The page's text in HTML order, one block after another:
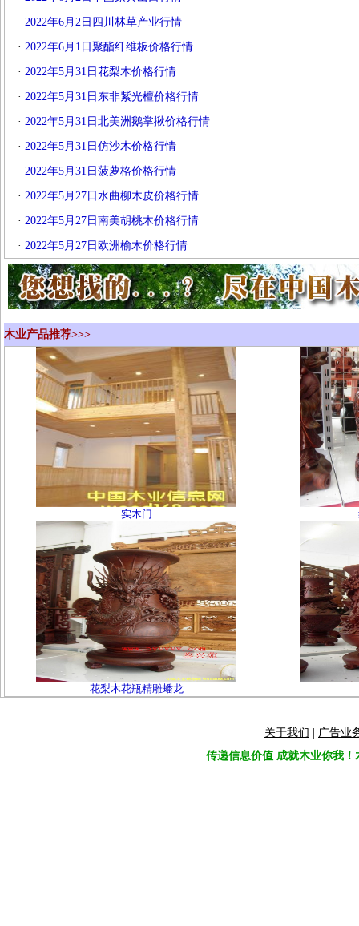
· 2022年6月2日四川林草产业行情
· 2022年6月1日聚酯纤维板价格行情
· 2022年5月31日花梨木价格行情
· 2022年5月31日东非紫光檀价格行情
· 2022年5月31日北美洲鹅掌揪价格行情
· 2022年5月31日仿沙木价格行情
· 2022年5月31日菠萝格价格行情
· 2022年5月27日水曲柳木皮价格行情
· 2022年5月27日南美胡桃木价格行情
· 2022年5月27日欧洲榆木价格行情
木业产品推荐>>>
实木门
花梨木花瓶精雕蟠龙
关于我们
广告业
传递信息价值 成就木业你我